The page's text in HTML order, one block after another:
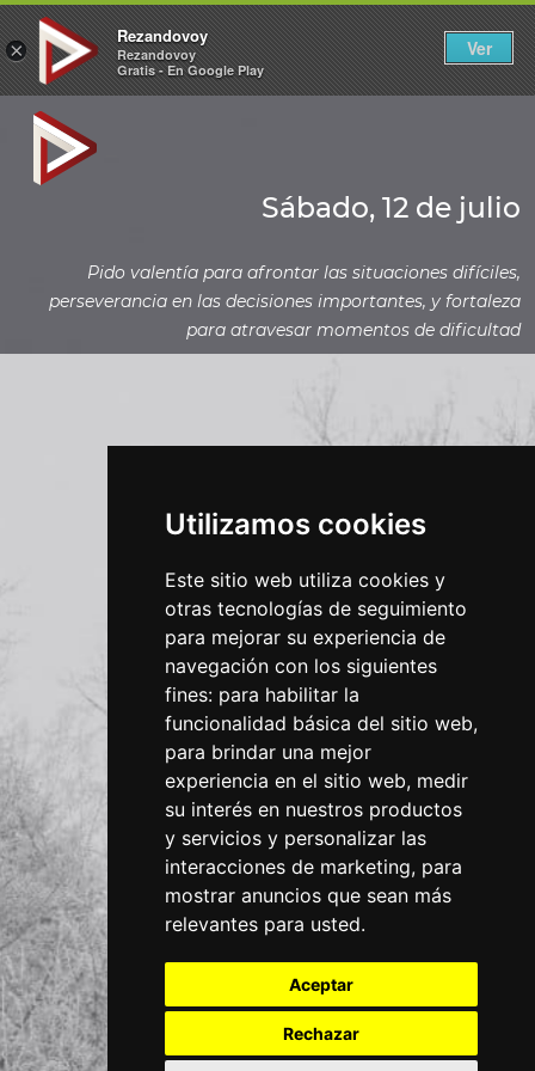
Utilizamos cookies
Este sitio web utiliza cookies y
otras tecnologías de seguimiento
para mejorar su experiencia de
navegación con los siguientes
fines: para habilitar la
funcionalidad básica del sitio web,
para brindar una mejor
experiencia en el sitio web, medir
su interés en nuestros productos
y servicios y personalizar las
interacciones de marketing, para
mostrar anuncios que sean más
relevantes para usted.
Aceptar
Rechazar
×
Rezandovoy
Rezandovoy
Gratis - En Google Play
Ver
Sábado, 12 de julio
Pido valentía para afrontar las situaciones difíciles,
perseverancia en las decisiones importantes, y fortaleza
para atravesar momentos de dificultad